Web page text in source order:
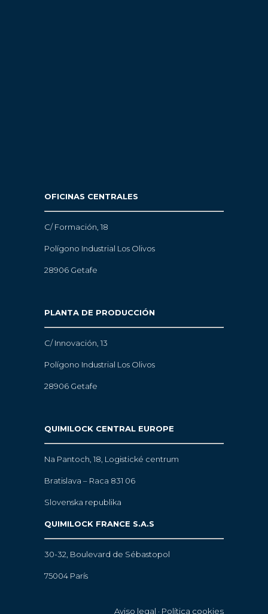
OFICINAS CENTRALES
C/ Formación, 18
Polígono Industrial Los Olivos
28906 Getafe
PLANTA DE PRODUCCIÓN
C/ Innovación, 13
Polígono Industrial Los Olivos
28906 Getafe
QUIMILOCK CENTRAL EUROPE
Na Pantoch, 18, Logistické centrum
Bratislava – Raca 831 06
Slovenska republika
QUIMILOCK FRANCE S.A.S
30-32, Boulevard de Sébastopol
75004 París
Aviso legal · Política cookies